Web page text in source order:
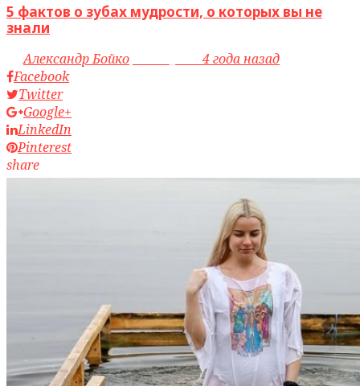
5 фактов о зубах мудрости, о которых вы не
знали
byАлександр Бойко
4 года назад
Facebook
Twitter
Google+
LinkedIn
Pinterest
share